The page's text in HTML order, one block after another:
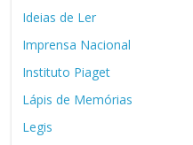
Ideias de Ler
Imprensa Nacional
Instituto Piaget
Lápis de Memórias
Legis